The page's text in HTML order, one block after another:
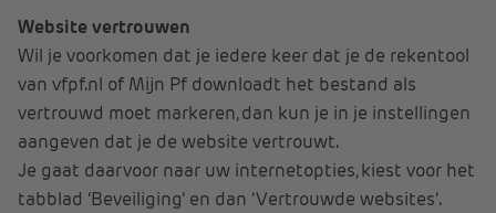
Website vertrouwen
Wil je voorkomen dat je iedere keer dat je de rekentool
van vfpf.nl of Mijn Pf downloadt het bestand als
vertrouwd moet markeren, dan kun je in je instellingen
aangeven dat je de website vertrouwt.
Je gaat daarvoor naar uw internetopties, kiest voor het
tabblad ‘Beveiliging’ en dan ‘Vertrouwde websites’.